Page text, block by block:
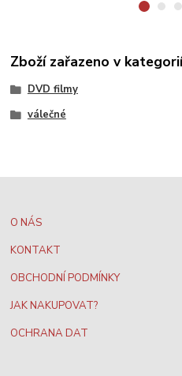
Zboží zařazeno v
DVD filmy
válečné
O NÁS
KONTAKT
OBCHODNÍ PODMÍNKY
JAK NAKUPOVAT?
OCHRANA DAT